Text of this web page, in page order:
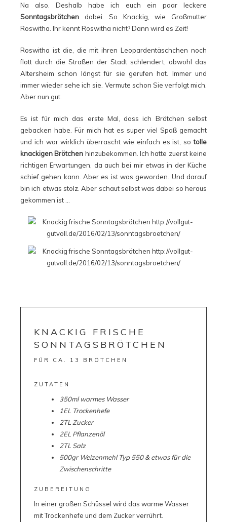
Na also. Deshalb habe ich euch ein paar leckere
Sonntagsbrötchen dabei. So Knackig, wie Großmutter
Roswitha. Ihr kennt Roswitha nicht? Dann wird es Zeit!
Roswitha ist die, die mit ihren Leopardentäschchen noch
flott durch die Straßen der Stadt schlendert, obwohl das
Altersheim schon längst für sie gerufen hat. Immer und
immer wieder sehe ich sie. Vermute schon Sie verfolgt mich.
Aber nun gut.
Es ist für mich das erste Mal, dass ich Brötchen selbst
gebacken habe. Für mich hat es super viel Spaß gemacht
und ich war wirklich überrascht wie einfach es ist, sotolle
knackigen Brötchen hinzubekommen. Ich hatte zuerst keine
richtigen Erwartungen, da auch bei mir etwas in der Küche
schief gehen kann. Aber es ist was geworden. Und darauf
bin ich etwas stolz. Aber schaut selbst was dabei so heraus
gekommen ist …
KNACKIG FRISCHE
SONNTAGSBRÖTCHEN
FÜR CA. 13 BRÖTCHEN
ZUTATEN
350ml warmes Wasser
1EL Trockenhefe
2TL Zucker
2EL Pflanzenöl
2TL Salz
500gr Weizenmehl Typ 550 & etwas für die
Zwischenschritte
ZUBEREITUNG
In einer großen Schüssel wird das warme Wasser
mit Trockenhefe und dem Zucker verrührt.